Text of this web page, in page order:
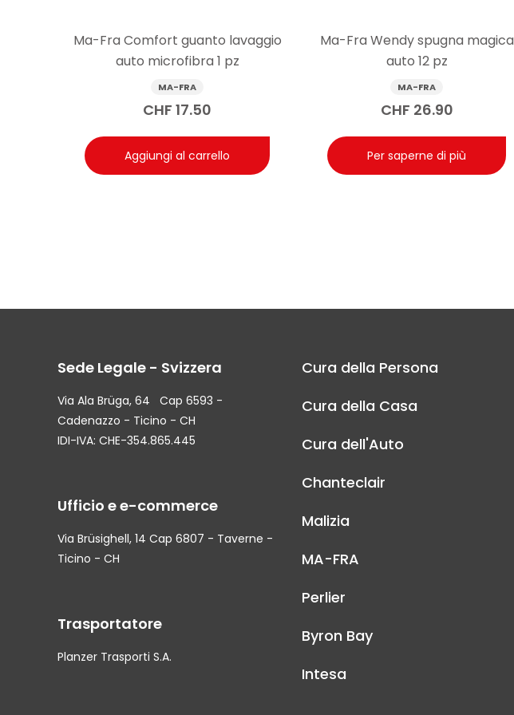
Ma-Fra Comfort guanto lavaggio
auto microfibra 1 pz
MA-FRA
CHF 17.50
Aggiungi al carrello
Ma-Fra Wendy spugna magica
auto 12 pz
MA-FRA
CHF 26.90
Per saperne di più
Sede Legale - Svizzera
Via Ala Brüga, 64 Cap 6593 -
Cadenazzo - Ticino - CH
IDI-IVA: CHE-354.865.445
Ufficio e e-commerce
Via Brüsighell, 14 Cap 6807 - Taverne -
Ticino - CH
Trasportatore
Planzer Trasporti S.A.
Cura della Persona
Cura della Casa
Cura dell'Auto
Chanteclair
Malizia
MA-FRA
Perlier
Byron Bay
Intesa